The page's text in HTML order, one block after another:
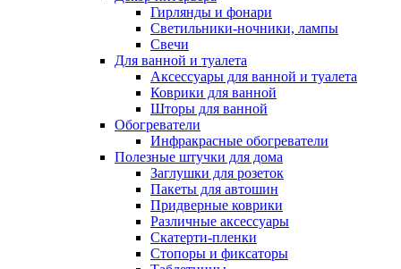
Гирлянды и фонари
Светильники-ночники, лампы
Свечи
Для ванной и туалета
Аксессуары для ванной и туалета
Коврики для ванной
Шторы для ванной
Обогреватели
Инфракрасные обогреватели
Полезные штучки для дома
Заглушки для розеток
Пакеты для автошин
Придверные коврики
Различные аксессуары
Скатерти-пленки
Стопоры и фиксаторы